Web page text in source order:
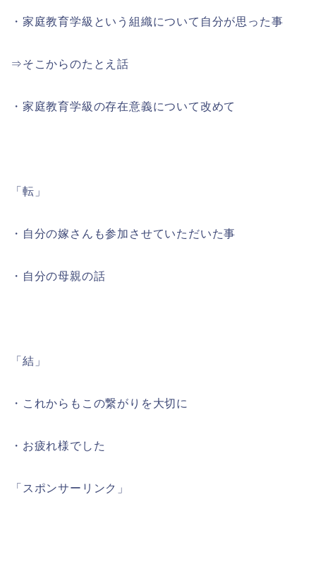
・家庭教育学級という組織について自分が思った事
⇒そこからのたとえ話
・家庭教育学級の存在意義について改めて
「転」
・自分の嫁さんも参加させていただいた事
・自分の母親の話
「結」
・これからもこの繋がりを大切に
・お疲れ様でした
「スポンサーリンク」